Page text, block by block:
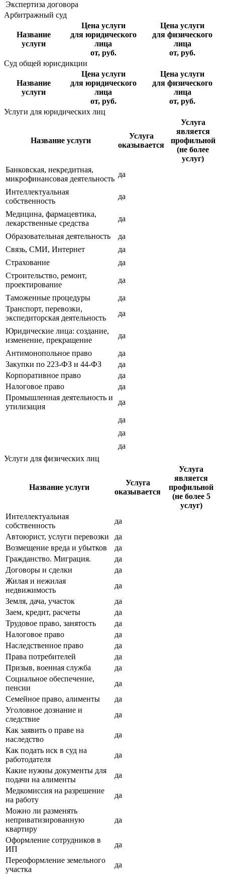
Экспертиза договора
Арбитражный суд
Название
услуги
Цена услуги
для юридического
лица
от, руб.
Цена услуги
для физического
лица
от, руб.
Суд общей юрисдикции
Название
услуги
Цена услуги
для юридического
лица
от, руб.
Цена услуги
для физического
лица
от, руб.
Услуги для юридических лиц
Название услуги
Услуга
оказывается
Услуга
является
профильной
(не более
услуг)
Банковская, некредитная,
микрофинансовая деятельность
да
Интеллектуальная
собственность
да
Медицина, фармацевтика,
лекарственные средства
да
Образовательная деятельность
да
Связь, СМИ, Интернет
да
Страхование
да
Строительство, ремонт,
проектирование
да
Таможенные процедуры
да
Транспорт, перевозки,
экспедиторская деятельность
да
Юридические лица: создание,
изменение, прекращение
да
Антимонопольное право
да
Закупки по 223-ФЗ и 44-ФЗ
да
Корпоративное право
да
Налоговое право
да
Промышленная деятельность и
утилизация
да
да
да
да
Услуги для физических лиц
Название услуги
Услуга
оказывается
Услуга
является
профильной
(не более 5
услуг)
Интеллектуальная
собственность
да
Автоюрист, услуги перевозки
да
Возмещение вреда и убытков
да
Гражданство. Миграция.
да
Договоры и сделки
да
Жилая и нежилая
недвижимость
да
Земля, дача, участок
да
Заем, кредит, расчеты
да
Трудовое право, занятость
да
Налоговое право
да
Наследственное право
да
Права потребителей
да
Призыв, военная служба
да
Социальное обеспечение,
пенсии
да
Семейное право, алименты
да
Уголовное дознание и
следствие
да
Как заявить о праве на
наследство
да
Как подать иск в суд на
работодателя
да
Какие нужны документы для
подачи на алименты
да
Медкомиссия на разрешение
на работу
да
Можно ли разменять
неприватизированную
квартиру
да
Оформление сотрудников в
ИП
да
Переоформление земельного
участка
да